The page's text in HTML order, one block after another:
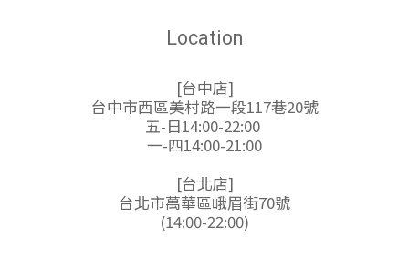
Location
[台中店]
台中市西區美村路一段117巷20號
五-日14:00-22:00
一-四14:00-21:00
[台北店]
台北市萬華區峨眉街70號
(14:00-22:00)